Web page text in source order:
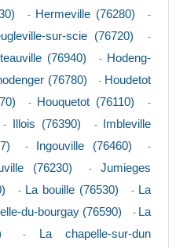
- Hermeville (76280) -
sur-scie (76720) -
(76940) - Hodeng-
(76780) - Houdetot
- Houquetot (76110) -
- Illois (76390) -
Imbleville
- Ingouville (76460) -
(76230) -Jumieges
- La bouille (76530) - La
du-bourgay (76590) - La
-
La chapelle-sur-dun